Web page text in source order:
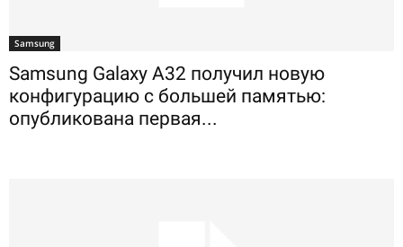
Samsung
Samsung Galaxy A32 получил новую
конфигурацию с большей памятью:
опубликована первая...